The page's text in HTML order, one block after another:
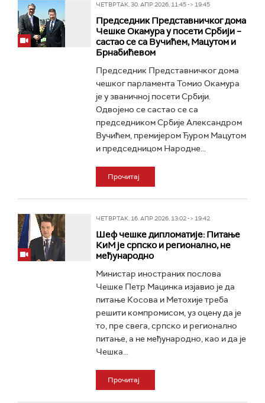
ЧЕТВРТАК, 30. АПР 2026, 11:45 -> 19:45
Председник Представничког дома
Чешке Окамура у посети Србији –
састао се са Вучићем, Мацутом и
Брнабићевом
Председник Представничког дома
чешког парламента Томио Окамура
је у званичној посети Србији.
Одвојено се састао се са
председником Србије Александром
Вучићем, премијером Ђуром Мацутом
и председницом Народне...
Прочитај
ЧЕТВРТАК, 16. АПР 2026, 13:02 -> 19:42
Шеф чешке дипломатије: Питање
КиМ је српско и регионално, не
међународно
Министар иностраних послова
Чешке Петр Мацинка изјавио је да
питање Косова и Метохије треба
решити компромисом, уз оцену да је
то, пре свега, српско и регионално
питање, а не међународно, као и да је
Чешка...
Прочитај